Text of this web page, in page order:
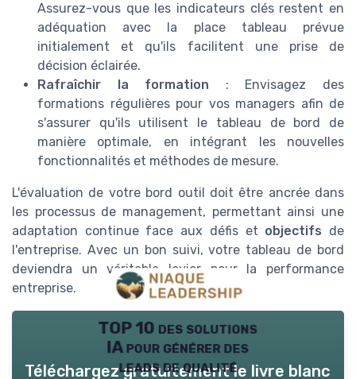
Assurez-vous que les indicateurs clés restent en
adéquation avec la place tableau prévue
initialement et qu'ils facilitent une prise de
décision éclairée.
Rafraîchir la formation : Envisagez des
formations régulières pour vos managers afin de
s'assurer qu'ils utilisent le tableau de bord de
manière optimale, en intégrant les nouvelles
fonctionnalités et méthodes de mesure.
L'évaluation de votre bord outil doit être ancrée dans
les processus de management, permettant ainsi une
adaptation continue face aux défis et objectifs de
l'entreprise. Avec un bon suivi, votre tableau de bord
deviendra un véritable levier pour la performance
entreprise.
TOP 10 des solutions
IA pour générer des
leads de qualité
Téléchargez gratuitement le livre blanc